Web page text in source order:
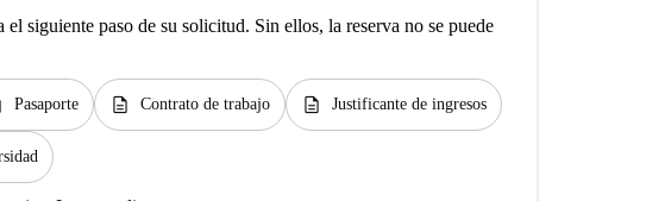
el siguiente paso de su solicitud. Sin ellos, la reserva no se puede
Pasaporte description Contrato de trabajo description Justificante de ingresos